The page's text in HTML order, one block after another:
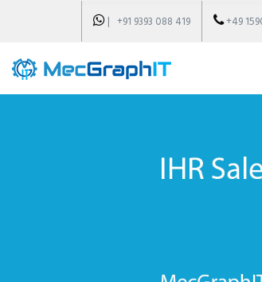
| +91 9393 088 419 +49